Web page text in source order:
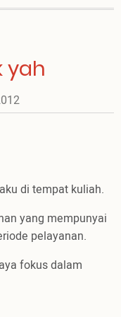
yah
di tempat kuliah.
yang mempunyai
pelayanan.
fokus dalam